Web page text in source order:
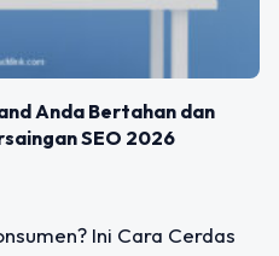
Anda Bertahan dan
SEO 2026